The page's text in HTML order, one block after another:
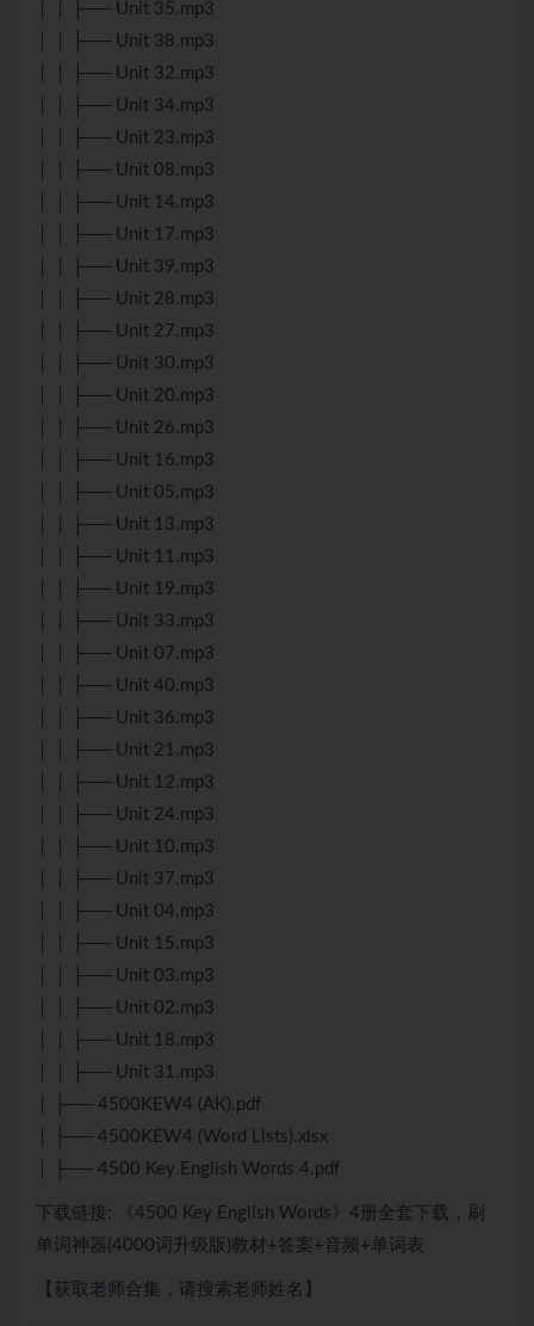
│ │ ├── Unit 35.mp3
│ │ ├── Unit 38.mp3
│ │ ├── Unit 32.mp3
│ │ ├── Unit 34.mp3
│ │ ├── Unit 23.mp3
│ │ ├── Unit 08.mp3
│ │ ├── Unit 14.mp3
│ │ ├── Unit 17.mp3
│ │ ├── Unit 39.mp3
│ │ ├── Unit 28.mp3
│ │ ├── Unit 27.mp3
│ │ ├── Unit 30.mp3
│ │ ├── Unit 20.mp3
│ │ ├── Unit 26.mp3
│ │ ├── Unit 16.mp3
│ │ ├── Unit 05.mp3
│ │ ├── Unit 13.mp3
│ │ ├── Unit 11.mp3
│ │ ├── Unit 19.mp3
│ │ ├── Unit 33.mp3
│ │ ├── Unit 07.mp3
│ │ ├── Unit 40.mp3
│ │ ├── Unit 36.mp3
│ │ ├── Unit 21.mp3
│ │ ├── Unit 12.mp3
│ │ ├── Unit 24.mp3
│ │ ├── Unit 10.mp3
│ │ ├── Unit 37.mp3
│ │ ├── Unit 04.mp3
│ │ ├── Unit 15.mp3
│ │ ├── Unit 03.mp3
│ │ ├── Unit 02.mp3
│ │ ├── Unit 18.mp3
│ │ ├── Unit 31.mp3
│ ├── 4500KEW4 (AK).pdf
│ ├── 4500KEW4 (Word Lists).xlsx
│ ├── 4500 Key English Words 4.pdf
下载链接: 《4500 Key English Words》4册全套下载，刷
单词神器(4000词升级版)教材+答案+音频+单词表
【获取老师合集，请搜索老师姓名】